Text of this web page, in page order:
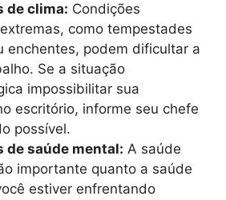
de clima: Condições
como tempestades
enchentes, podem dificultar a
Se a situação
impossibilitar sua
escritório, informe seu chefe
possível.
de saúde mental: A saúde
importante quanto a saúde
estiver enfrentando